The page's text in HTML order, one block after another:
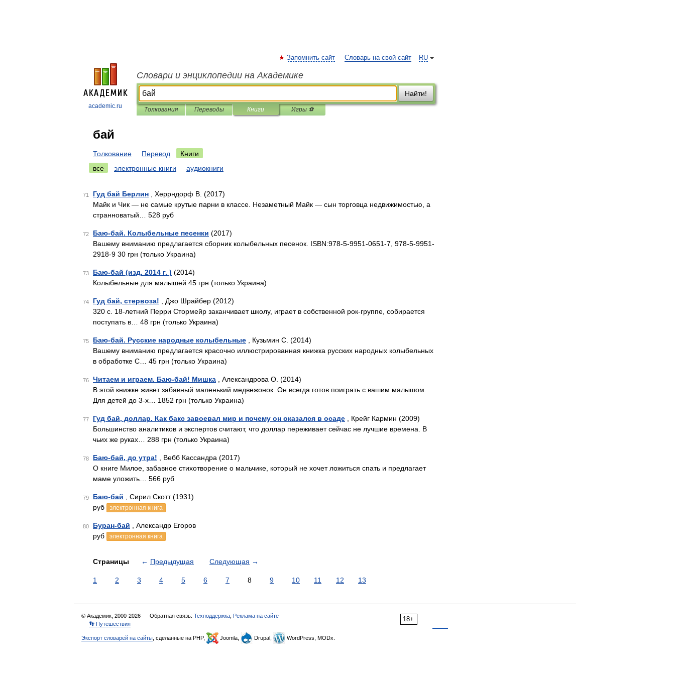
academic.ru
RU
Запомнить сайт Словарь на свой сайт
Словари и энциклопедии на Академике
Найти!
Толкования Переводы Книги Игры ⚽
бай
Толкование Перевод
Книги
все
электронные книги аудиокниги
71 Гуд бай Берлин , Херрндорф В. (2017)
Майк и Чик — не самые крутые парни в классе. Незаметный Майк — сын торговца недвижимостью, а
странноватый… 528 руб
72 Баю-бай. Колыбельные песенки (2017)
Вашему вниманию предлагается сборник колыбельных песенок. ISBN:978-5-9951-0651-7, 978-5-9951-
2918-9 30 грн (только Украина)
73 Баю-бай (изд. 2014 г. ) (2014)
Колыбельные для малышей 45 грн (только Украина)
74 Гуд бай, стервоза! , Джо Шрайбер (2012)
320 с. 18-летний Перри Стормейр заканчивает школу, играет в собственной рок-группе, собирается
поступать в… 48 грн (только Украина)
75 Баю-бай. Русские народные колыбельные , Кузьмин С. (2014)
Вашему вниманию предлагается красочно иллюстрированная книжка русских народных колыбельных
в обработке С… 45 грн (только Украина)
76 Читаем и играем. Баю-бай! Мишка , Александрова О. (2014)
В этой книжке живет забавный маленький медвежонок. Он всегда готов поиграть с вашим малышом.
Для детей до 3-х… 1852 грн (только Украина)
77 Гуд бай, доллар. Как бакс завоевал мир и почему он оказался в осаде , Крейг Кармин (2009)
Большинство аналитиков и экспертов считают, что доллар переживает сейчас не лучшие времена. В
чьих же руках… 288 грн (только Украина)
78 Баю-бай, до утра! , Вебб Кассандра (2017)
О книге Милое, забавное стихотворение о мальчике, который не хочет ложиться спать и предлагает
маме уложить… 566 руб
79 Баю-бай , Сирил Скотт (1931)
руб
электронная книга
80 Буран-бай , Александр Егоров
руб
электронная книга
Страницы ← Предыдущая Следующая →
1 2 3 4 5 6 7 8 9 10 11 12 13
18+
© Академик, 2000-2026 Обратная связь: Техподдержка Реклама на сайте
👣 Путешествия
Экспорт словарей на сайты , сделанные на PHP, Joomla, Drupal, WordPress, MODx.